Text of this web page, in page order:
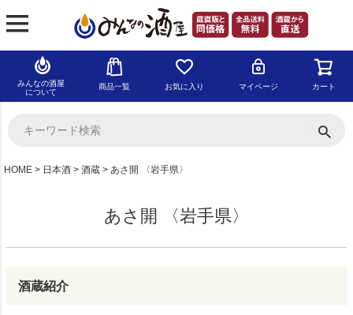
みんなの酒屋
について
商品一覧 お気に入り マイページ カート
HOME 日本酒 酒蔵 あさ開 〈岩手県〉
あさ開 〈岩手県〉
酒蔵紹介